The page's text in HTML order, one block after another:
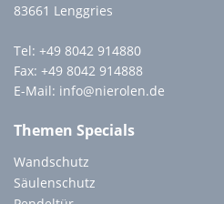
83661 Lenggries
Tel: +49 8042 914880
Fax: +49 8042 914888
E-Mail: info@nierolen.de
Themen Specials
Wandschutz
Säulenschutz